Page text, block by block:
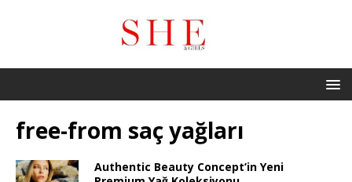
free-from saç yağları
Authentic Beauty Concept’in Yeni